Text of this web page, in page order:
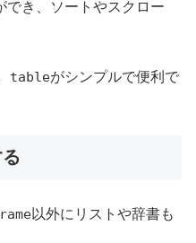
でき、ソートやスクロー
tableがシンプルで便利で
以外にリストや辞書も